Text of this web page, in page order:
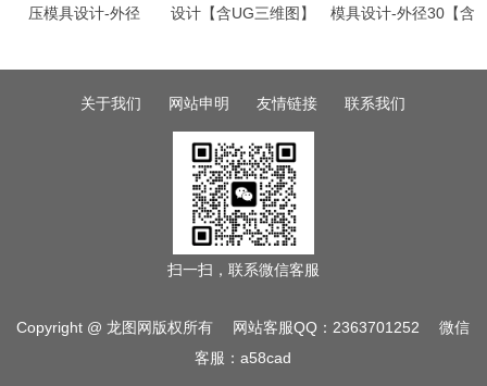
压模具设计-外径
设计【含UG三维图】
模具设计-外径30【含
关于我们 网站申明 友情链接 联系我们
扫一扫，联系微信客服
Copyright @ 龙图网版权所有 网站客服QQ：2363701252 微信
客服：a58cad